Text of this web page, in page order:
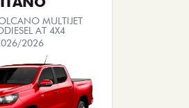
MULTIJET
AT 4X4
2026